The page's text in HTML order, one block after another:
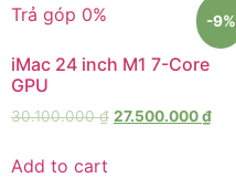
Trả góp 0% -9%
iMac 24 inch M1 7-Core
GPU
30.100.000₫ 27.500.000₫
Add to cart